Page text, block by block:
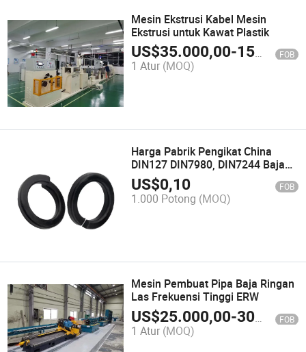
Mesin Ekstrusi Kabel Mesin
Ekstrusi untuk Kawat Plastik
US$35.000,00-150.000,00 FOB
1 Atur (MOQ)
Harga Pabrik Pengikat China
DIN127 DIN7980, DIN7244 Baja
Tahan Karat 304, 316 Washer
Pegas Koil Ganda Mesin
US$0,10 FOB
1.000 Potong (MOQ)
Mesin Pembuat Pipa Baja Ringan
Las Frekuensi Tinggi ERW
US$25.000,00-300.000,00 FOB
1 Atur (MOQ)